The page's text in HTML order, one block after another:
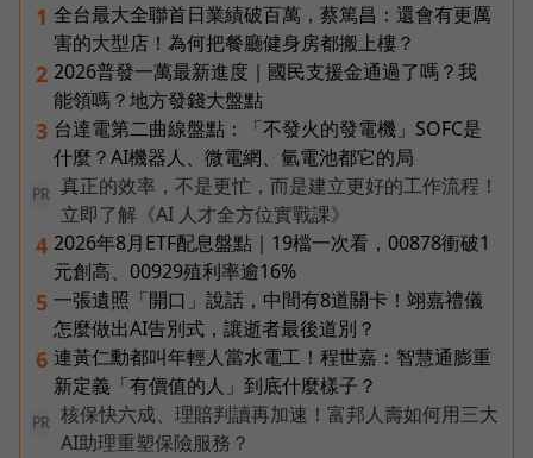
1 全台最大全聯首日業績破百萬，蔡篤昌：還會有更厲
害的大型店！為何把餐廳健身房都搬上樓？
2 2026普發一萬最新進度｜國民支援金通過了嗎？我
能領嗎？地方發錢大盤點
3 台達電第二曲線盤點：「不發火的發電機」SOFC是
什麼？AI機器人、微電網、氫電池都它的局
PR
真正的效率，不是更忙，而是建立更好的工作流程！
立即了解《AI 人才全方位實戰課》
4 2026年8月ETF配息盤點｜19檔一次看，00878衝破1
元創高、00929殖利率逾16%
5 一張遺照「開口」說話，中間有8道關卡！翊嘉禮儀
怎麼做出AI告別式，讓逝者最後道別？
6 連黃仁勳都叫年輕人當水電工！程世嘉：智慧通膨重
新定義「有價值的人」到底什麼樣子？
PR
核保快六成、理賠判讀再加速！富邦人壽如何用三大
AI助理重塑保險服務？